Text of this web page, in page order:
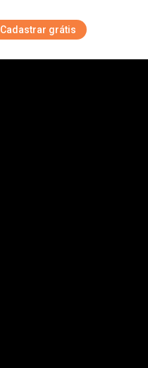
Cadastrar grátis